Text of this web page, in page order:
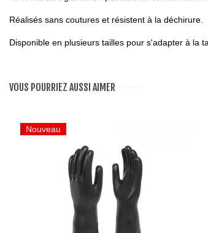
Réalisés sans coutures et résistent à la déchirure.
Disponible en plusieurs tailles pour s'adapter à la
VOUS POURRIEZ AUSSI AIMER
Nouveau